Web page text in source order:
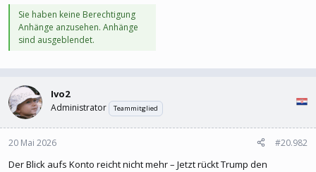
Sie haben keine Berechtigung
Anhänge anzusehen. Anhänge
sind ausgeblendet.
Ivo2
Administrator Teammitglied
20 Mai 2026 #20.982
Der Blick aufs Konto reicht nicht mehr – Jetzt rückt Trump den